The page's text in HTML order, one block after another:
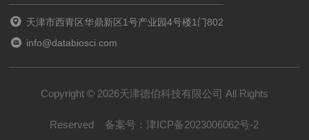
天津市西青区华鼎新区1号产业园4号楼1门802
info@databiosci.com
Copyright © 2026天津德伯科技有限公司 All Rights
Reserved 备案号： 津ICP备2023006062号-2